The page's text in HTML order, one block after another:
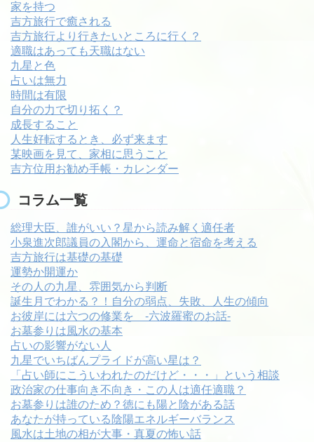
家を持つ
吉方旅行で癒される
吉方旅行より行きたいところに行く？
適職はあっても天職はない
九星と色
占いは無力
時間は有限
自分の力で切り拓く？
成長すること
人生好転するとき、必ず来ます
某映画を見て、家相に思うこと
吉方位用お勧め手帳・カレンダー
コラム一覧
総理大臣、誰がいい？星から読み解く適任者
小泉進次郎議員の入閣から、運命と宿命を考える
吉方旅行は基礎の基礎
運勢か開運か
その人の九星、雰囲気から判断
誕生月でわかる？！自分の弱点、失敗、人生の傾向
お彼岸には六つの修業を -六波羅蜜のお話-
お墓参りは風水の基本
占いの影響がない人
九星でいちばんプライドが高い星は？
「占い師にこういわれたのだけど・・・」という相談
政治家の仕事向き不向き・この人は適任適職？
お墓参りは誰のため？徳にも陽と陰がある話
あなたが持っている陰陽エネルギーバランス
風水は土地の相が大事・真夏の怖い話